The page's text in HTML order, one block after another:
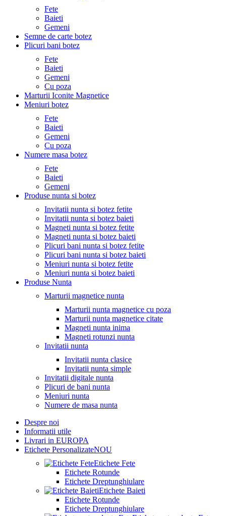
Fete
Baieti
Gemeni
Semne de carte botez
Plicuri bani botez
Fete
Baieti
Gemeni
Cu poza
Marturii Iconite Magnetice
Meniuri botez
Fete
Baieti
Gemeni
Cu poza
Numere masa botez
Fete
Baieti
Gemeni
Produse nunta si botez
Invitatii nunta si botez fetite
Invitatii nunta si botez baieti
Magneti nunta si botez fetite
Magneti nunta si botez baieti
Plicuri bani nunta si botez fetite
Plicuri bani nunta si botez baieti
Meniuri nunta si botez fetite
Meniuri nunta si botez baieti
Produse Nunta
Marturii magnetice nunta
Marturii nunta magnetice cu poza
Marturii nunta magnetice citate
Magneti nunta inima
Magneti rotunzi nunta
Invitatii nunta
Invitatii nunta clasice
Invitatii nunta simple
Invitatii digitale nunta
Plicuri de bani nunta
Meniuri nunta
Numere de masa nunta
Despre noi
Informatii utile
Livrari in EUROPA
Etichete PersonalizateNOU
Etichete Fete
Etichete Rotunde
Etichete Dreptunghiulare
Etichete Baieti
Etichete Rotunde
Etichete Dreptunghiulare